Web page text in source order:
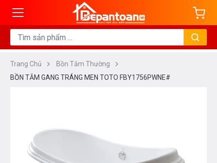
Trang Chủ
Bồn Tắm Thường
BỒN TẮM GANG TRÁNG MEN TOTO FBY1756PWNE#